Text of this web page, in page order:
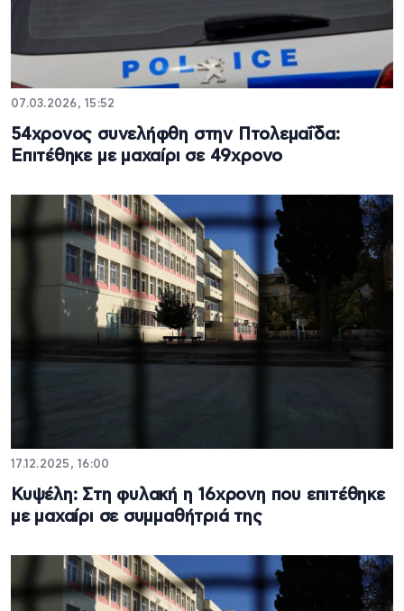
07.03.2026, 15:52
54χρονος συνελήφθη στην Πτολεμαΐδα:
Επιτέθηκε με μαχαίρι σε 49χρονο
17.12.2025, 16:00
Κυψέλη: Στη φυλακή η 16χρονη που επιτέθηκε
με μαχαίρι σε συμμαθήτριά της